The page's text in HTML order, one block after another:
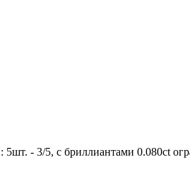
5шт. - 3/5, с бриллиантами 0.080ct